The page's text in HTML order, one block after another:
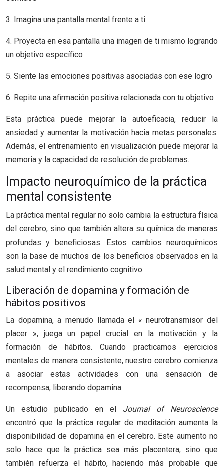
3. Imagina una pantalla mental frente a ti
4. Proyecta en esa pantalla una imagen de ti mismo logrando
un objetivo específico
5. Siente las emociones positivas asociadas con ese logro
6. Repite una afirmación positiva relacionada con tu objetivo
Esta práctica puede mejorar la autoeficacia, reducir la
ansiedad y aumentar la motivación hacia metas personales.
Además, el entrenamiento en visualización puede mejorar la
memoria y la capacidad de resolución de problemas.
Impacto neuroquímico de la práctica
mental consistente
La práctica mental regular no solo cambia la estructura física
del cerebro, sino que también altera su química de maneras
profundas y beneficiosas. Estos cambios neuroquímicos
son la base de muchos de los beneficios observados en la
salud mental y el rendimiento cognitivo.
Liberación de dopamina y formación de
hábitos positivos
La dopamina, a menudo llamada el « neurotransmisor del
placer », juega un papel crucial en la motivación y la
formación de hábitos. Cuando practicamos ejercicios
mentales de manera consistente, nuestro cerebro comienza
a asociar estas actividades con una sensación de
recompensa, liberando dopamina.
Un estudio publicado en el Journal of Neuroscience
encontró que la práctica regular de meditación aumenta la
disponibilidad de dopamina en el cerebro. Este aumento no
solo hace que la práctica sea más placentera, sino que
también refuerza el hábito, haciendo más probable que